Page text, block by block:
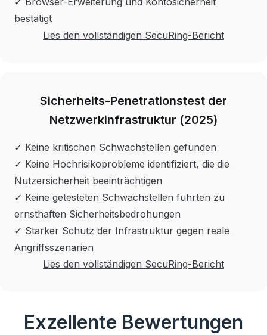
bestätigt
Lies den vollständigen SecuRing-Bericht
Sicherheits-Penetrationstest der
Netzwerkinfrastruktur (2025)
✓ Keine kritischen Schwachstellen gefunden
✓ Keine Hochrisikoprobleme identifiziert, die die
Nutzersicherheit beeinträchtigen
✓ Keine getesteten Schwachstellen führten zu
ernsthaften Sicherheitsbedrohungen
✓ Starker Schutz der Infrastruktur gegen reale
Angriffsszenarien
Lies den vollständigen SecuRing-Bericht
Exzellente Bewertungen